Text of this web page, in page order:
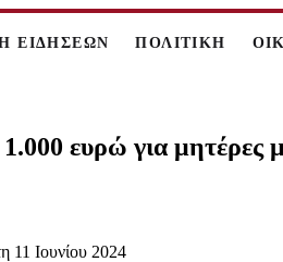
ΕΙΔΗΣΕΩΝ ΠΟΛΙΤΙΚΗ
ευρώ για μητέρες
11 Ιουνίου 2024